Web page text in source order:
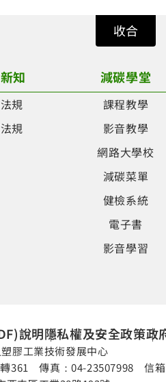
收合
知
規
規
減碳學堂
課程教學
影音教學
網路大學校
減碳菜單
健檢系統
電子書
影音學習
說明隱私權及安全政策政
膠工業技術發展中心
轉361 傳真：04-23507998 信箱